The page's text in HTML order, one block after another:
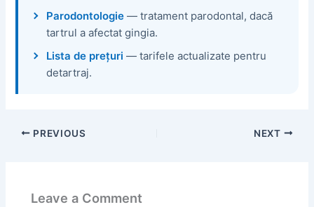
Parodontologie — tratament parodontal, dacă
tartrul a afectat gingia.
Lista de prețuri — tarifele actualizate pentru
detartraj.
PREVIOUS NEXT
Leave a Comment